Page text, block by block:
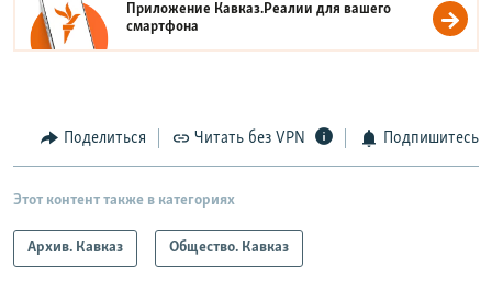
Приложение Кавказ.Реалии для вашего
смартфона
Поделиться Читать без VPN Подпишитесь
Этот контент также в категориях
Архив. Кавказ Общество. Кавказ